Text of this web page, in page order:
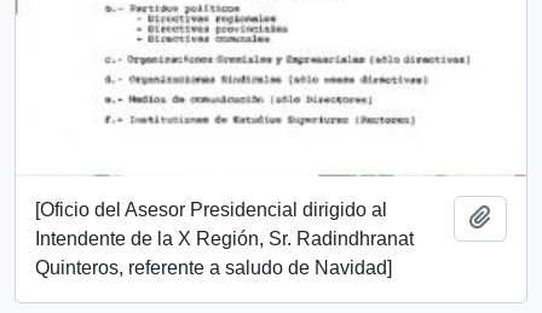
[Oficio del Asesor Presidencial dirigido al
Intendente de la X Región, Sr. Radindhranat
Quinteros, referente a saludo de Navidad]